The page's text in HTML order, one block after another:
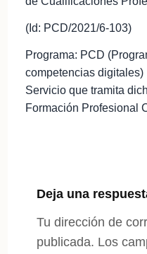
(Id: PCD/2021/6-103)
Programa: PCD
competencias digitales)
Servicio que tramita
Formación Profesional
Deja una
Tu dirección de
publicada. Los